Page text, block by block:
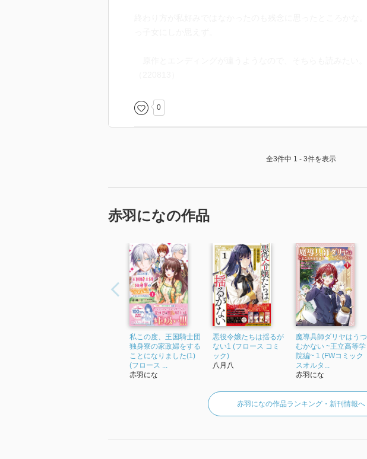
0
全3件中 1 - 3件を表示
赤羽になの作品
私この度、王国騎士団
独身寮の家政婦をする
ことになりました(1)
(フロース ...
赤羽にな
悪役令嬢たちは揺るが
ない1 (フロース コミ
ック)
八月八
魔導具師ダリヤはうつ
むかない ~王立高等学
院編~ 1 (FWコミック
スオルタ...
赤羽にな
赤羽になの作品ランキング・新刊情報へ